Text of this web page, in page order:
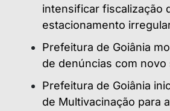
intensificar fiscalização
estacionamento
Prefeitura de Goiânia
de denúncias com
Prefeitura de Goiânia
de Multivacinação para